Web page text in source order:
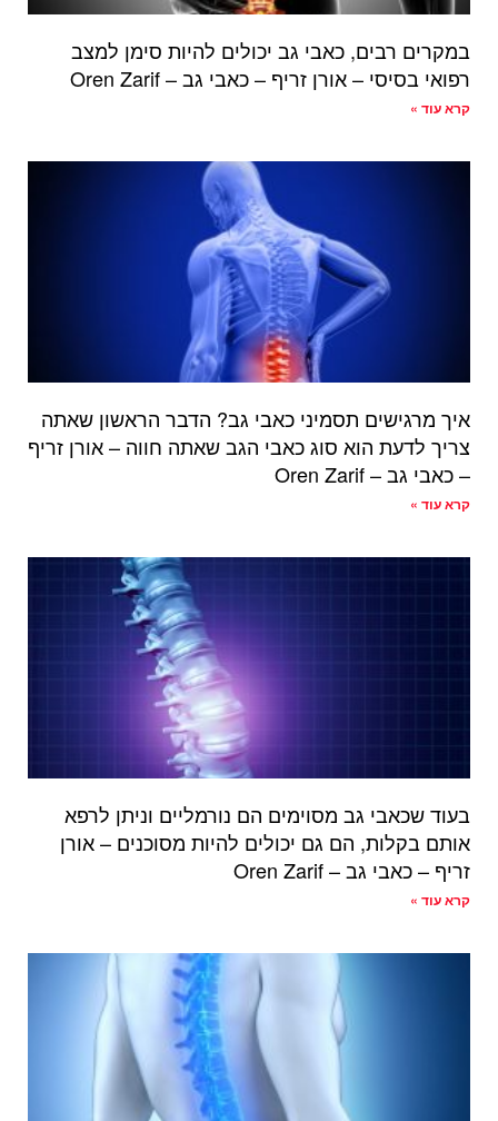
במקרים רבים, כאבי גב יכולים להיות סימן למצב
רפואי בסיסי – אורן זריף – כאבי גב – Oren Zarif
קרא עוד »
איך מרגישים תסמיני כאבי גב? הדבר הראשון שאתה
צריך לדעת הוא סוג כאבי הגב שאתה חווה – אורן זריף
– כאבי גב – Oren Zarif
קרא עוד »
בעוד שכאבי גב מסוימים הם נורמליים וניתן לרפא
אותם בקלות, הם גם יכולים להיות מסוכנים – אורן
זריף – כאבי גב – Oren Zarif
קרא עוד »